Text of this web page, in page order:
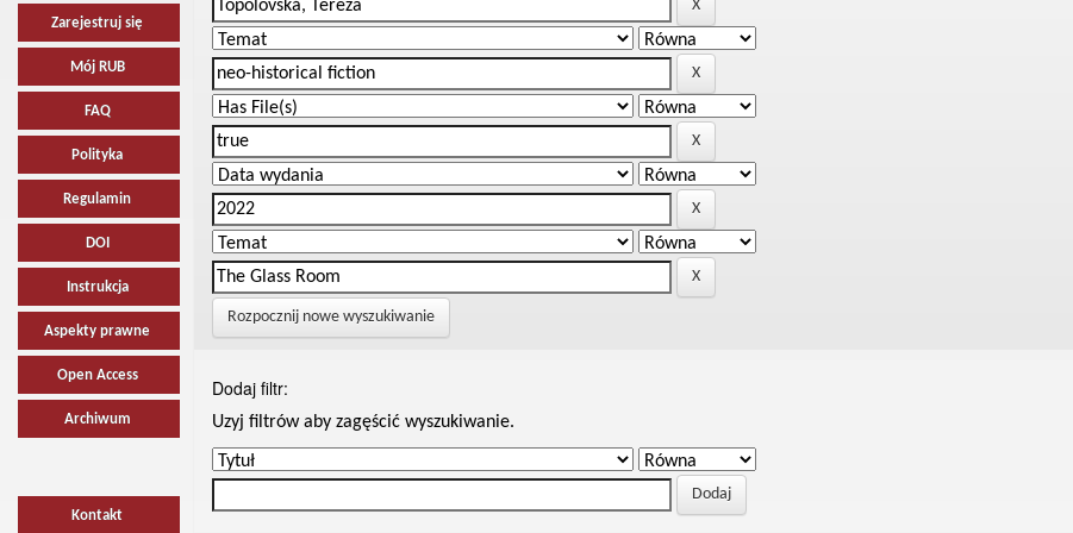
Zarejestruj się
Mój RUB
FAQ
Polityka
Regulamin
DOI
Instrukcja
Aspekty prawne
Open Access
Archiwum
Kontakt
Rozpocznij nowe wyszukiwanie
Dodaj filtr:
Uzyj filtrów aby zagęścić wyszukiwanie.